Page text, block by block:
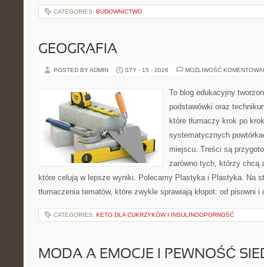
CATEGORIES: BUDOWNICTWO
GEOGRAFIA
POSTED BY ADMIN STY - 15 - 2026 MOŻLIWOŚĆ
To blog edukacyjny
podstawówki oraz
które tłumaczy krok po
systematycznych
miejscu. Treści są
zarówno tych, którzy chcą
które celują w lepsze wyniki. Polecamy Plastyka i Plastyka. Na
tłumaczenia tematów, które zwykle sprawiają kłopot: od pisowni
CATEGORIES: KETO DLA CUKRZYKÓW I INSULINOOPORNOŚĆ
MODA A EMOCJE I PEWNOŚĆ